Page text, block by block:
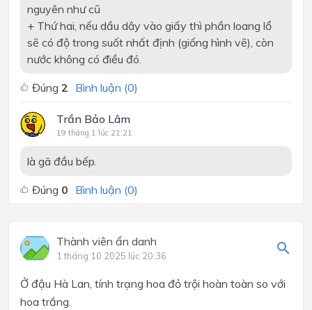
nguyên như cũ
+ Thứ hai, nếu dầu dây vào giấy thì phần loang lổ
sẽ có độ trong suốt nhất định (giống hình vẽ), còn
nước không có điều đó.
Đúng 2 Bình luận (0)
Trần Bảo Lâm
19 tháng 1 lúc 21:21
là gã đầu bếp.
Đúng 0 Bình luận (0)
Thành viên ẩn danh
1 tháng 10 2025 lúc 20:36
Ở đậu Hà Lan, tính trạng hoa đỏ trội hoàn toàn so với
hoa trắng.